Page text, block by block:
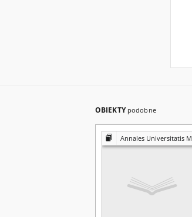
OBIEKTY podobne
Annales Universitatis Mariae Curie-Skłodowska. Sectio FF, Philologiae